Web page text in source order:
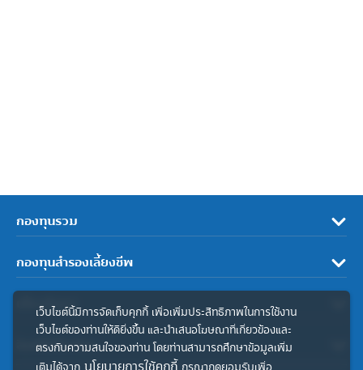
กองทุนรวม
กองทุนสำรองเลี้ยงชีพ
เกี่ยวกับเรา
ลิงค์ที่เกี่ยวข้อง
เว็บไซต์นี้มีการจัดเก็บคุกกี้ เพื่อเพิ่มประสิทธิภาพในการใช้งาน
เว็บไซต์ของท่านให้ดียิ่งขึ้น และนำเสนอโฆษณาที่เกี่ยวข้องและ
ตรงกับความสนใจของท่าน โดยท่านสามารถศึกษาข้อมูลเพิ่ม